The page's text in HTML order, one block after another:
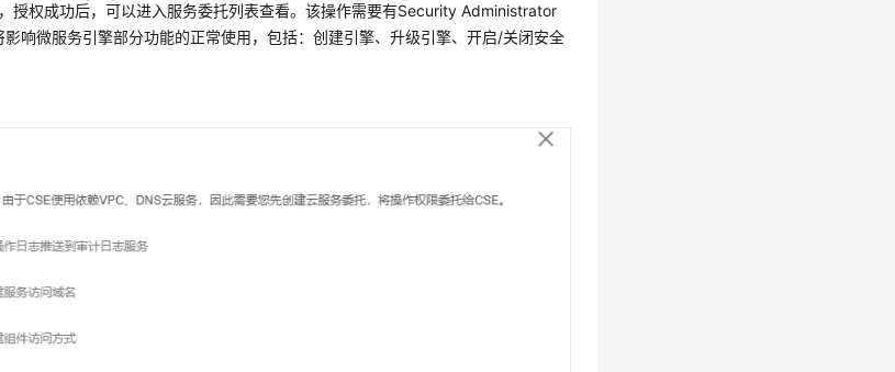
授权成功后，可以进入服务委托列表查看。该操作需要有Security Administrator
响微服务引擎部分功能的正常使用，包括：创建引擎、升级引擎、开启/关闭安全